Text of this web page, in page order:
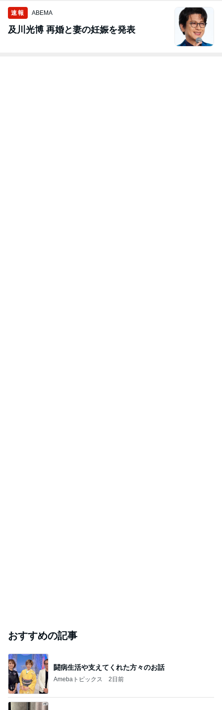
速報 ABEMA
及川光博 再婚と妻の妊娠を発表
おすすめの記事
闘病生活や支えてくれた方々のお話
Amebaトピックス 2日前